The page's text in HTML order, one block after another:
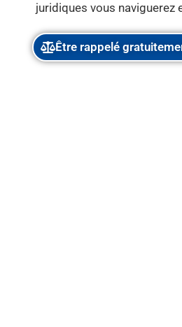
juridiques vous naviguerez
Être rappelé